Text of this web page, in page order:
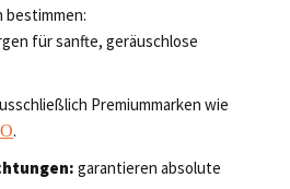
bestimmen:
für sanfte, geräuschlose
Premiummarken wie
.
garantieren absolute